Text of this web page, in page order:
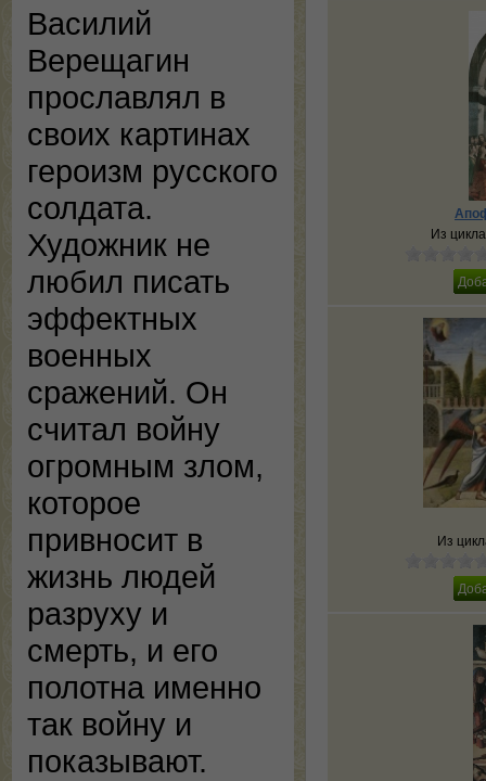
Василий
Верещагин
прославлял в
своих картинах
героизм русского
солдата.
Художник не
любил писать
эффектных
военных
сражений. Он
считал войну
огромным злом,
которое
привносит в
жизнь людей
разруху и
смерть, и его
полотна именно
так войну и
показывают.
Из
Из